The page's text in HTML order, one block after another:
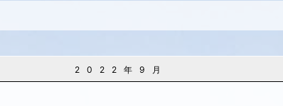
2022年9月